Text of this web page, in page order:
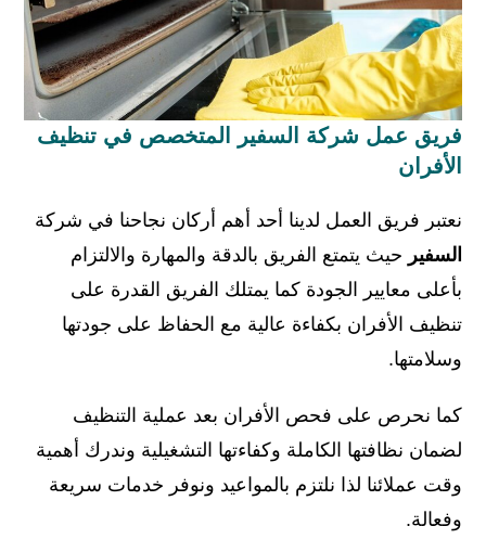
فريق عمل شركة السفير المتخصص في تنظيف
الأفران
نعتبر فريق العمل لدينا أحد أهم أركان نجاحنا في شركة
السفير حيث يتمتع الفريق بالدقة والمهارة والالتزام
بأعلى معايير الجودة كما يمتلك الفريق القدرة على
تنظيف الأفران بكفاءة عالية مع الحفاظ على جودتها
وسلامتها.
كما نحرص على فحص الأفران بعد عملية التنظيف
لضمان نظافتها الكاملة وكفاءتها التشغيلية وندرك أهمية
وقت عملائنا لذا نلتزم بالمواعيد ونوفر خدمات سريعة
وفعالة.